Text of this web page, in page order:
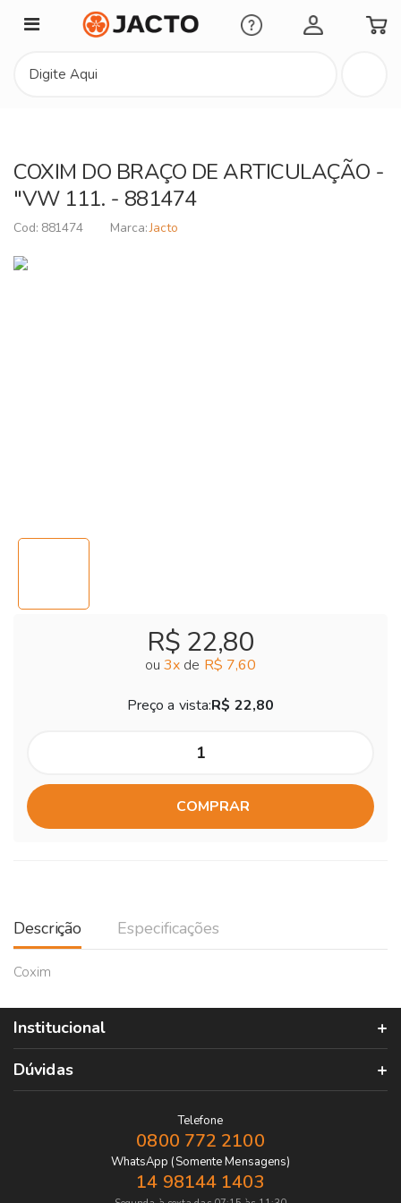
Minha Conta
COXIM DO BRAÇO DE ARTICULAÇÃO -
"VW 111. - 881474
881474 Jacto
R$ 22,80
ou 3x de R$ 7,60
Preço a vista:R$ 22,80
COMPRAR
Descrição Especificações
Coxim
Institucional
Dúvidas
Telefone
0800 772 2100
WhatsApp (Somente Mensagens)
14 98144 1403